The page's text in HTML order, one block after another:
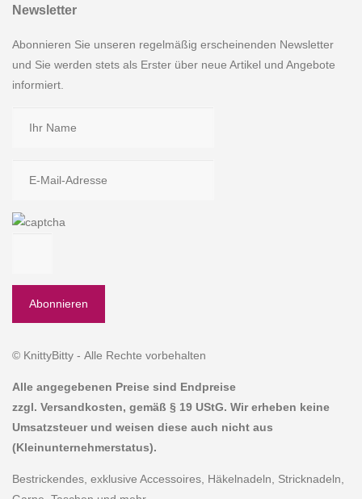
Newsletter
Abonnieren Sie unseren regelmäßig erscheinenden Newsletter
und Sie werden stets als Erster über neue Artikel und Angebote
informiert.
© KnittyBitty - Alle Rechte vorbehalten
Alle angegebenen Preise sind Endpreise
zzgl. Versandkosten, gemäß § 19 UStG. Wir erheben keine
Umsatzsteuer und weisen diese auch nicht aus
(Kleinunternehmerstatus).
Bestrickendes, exklusive Accessoires, Häkelnadeln, Stricknadeln,